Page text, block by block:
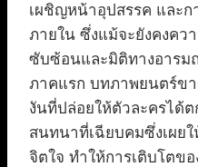
เผชิญหน้าอุปสรรค และ
ภายใน ซึ่งแม้จะยังคงค
ซับซ้อนและมิติทางอารม
ภาคแรก บทภาพยนตร์ขา
งันที่ปล่อยให้ตัวละครได้
สนทนาที่เฉียบคมซึ่งเผย
จิตใจ ทำให้การเติบโตข